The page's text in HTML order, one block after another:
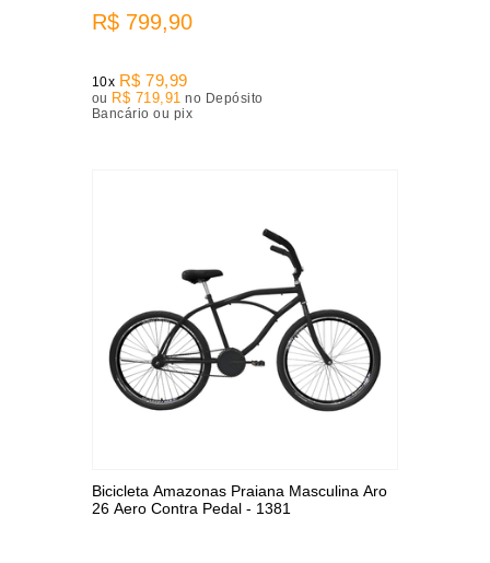
R$ 799,90
10x R$ 79,99
ou R$ 719,91 no Depósito
Bancário ou pix
Bicicleta Amazonas Praiana Masculina Aro
26 Aero Contra Pedal - 1381